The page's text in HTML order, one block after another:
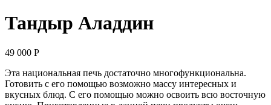
Тандыр Аладдин
49 000 Р
Эта национальная печь достаточно многофункциональна.
Готовить с его помощью возможно массу интересных и
вкусных блюд. С его помощью можно освоить всю восточную